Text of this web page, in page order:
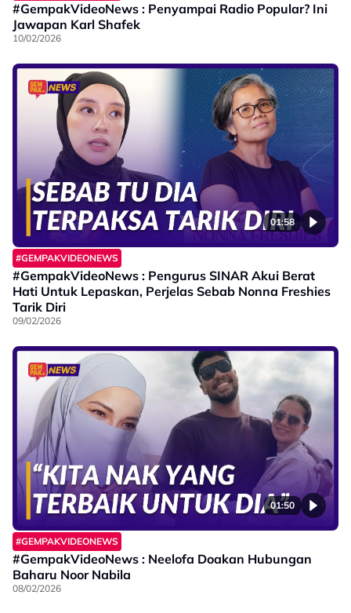
#GempakVideoNews : Penyampai Radio Popular? Ini
Jawapan Karl Shafek
10/02/2026
01:58
#GEMPAKVIDEONEWS
#GempakVideoNews : Pengurus SINAR Akui Berat
Hati Untuk Lepaskan, Perjelas Sebab Nonna Freshies
Tarik Diri
09/02/2026
01:50
#GEMPAKVIDEONEWS
#GempakVideoNews : Neelofa Doakan Hubungan
Baharu Noor Nabila
08/02/2026